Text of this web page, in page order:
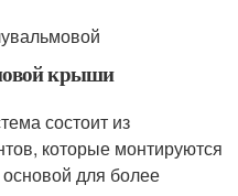
крыши
состоит из
которые монтируются
для более